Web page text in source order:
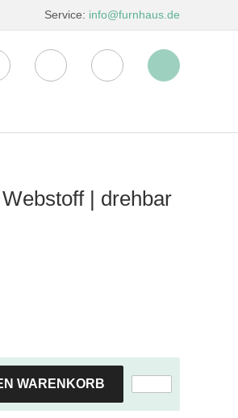
Service: info@furnhaus.de
| drehbar
WARENKORB